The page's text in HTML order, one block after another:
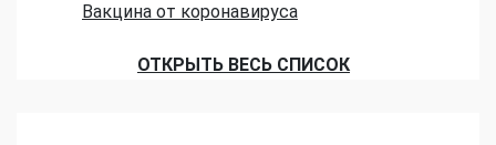
Вакцина от коронавируса
ОТКРЫТЬ ВЕСЬ СПИСОК